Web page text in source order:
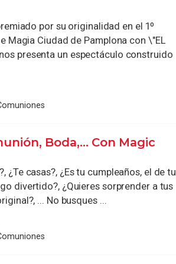
por su originalidad en el 1º
Magia Ciudad de Pamplona con \"EL
nos presenta un espectáculo construido
Boda,... Con Magic
¿Te casas?, ¿Es tu cumpleaños, el de tu
divertido?, ¿Quieres sorprender a tus
... No busques ...